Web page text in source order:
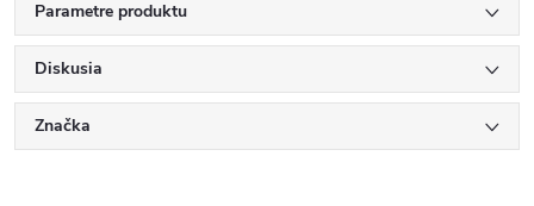
Parametre produktu
Diskusia
Značka